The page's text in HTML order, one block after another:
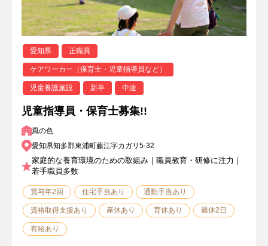
愛知県 正職員
ケアワーカー（保育士・児童指導員など）
児童養護施設 新卒 中途
児童指導員・保育士募集!!
風の色
愛知県知多郡東浦町藤江字カガリ5-32
家庭的な養育環境のための取組み｜職員教育・研修に注力｜
若手職員多数
賞与年2回 住宅手当あり 通勤手当あり
資格取得支援あり 産休あり 育休あり 週休2日
有給あり